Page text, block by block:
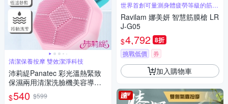
清潔保養按摩 雙效潔淨科技
沛莉緹Panatec 彩光溫熱緊致
保濕兩用清潔洗臉機美容導入
儀 K-383
$540 $599
世界首創可量測身體疲勞等級的筋膜
槍
Ravilam 娜美妍 智慧筋膜槍 LR
J-G05
$4,792 8折
挑戰低價 券
加入購物車